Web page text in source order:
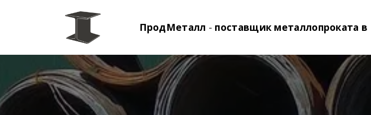
ПродМеталл - поставщик металлопроката в